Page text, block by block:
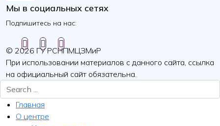
Мы в социальных сетях
Подпишитесь на нас:
© 2026 ГУ РСНПМЦЗМиР
При использовании материалов с данного сайта, ссылка
на официальный сайт обязательна.
Главная
О центре